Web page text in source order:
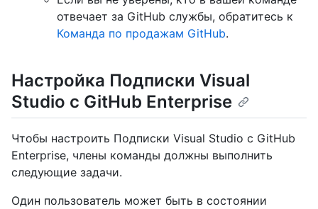
отвечает за GitHub службы, обратитесь к
Команда по продажам GitHub.
Настройка Подписки Visual
Studio с GitHub Enterprise
Чтобы настроить Подписки Visual Studio с GitHub
Enterprise, члены команды должны выполнить
следующие задачи.
Один пользователь может быть в состоянии